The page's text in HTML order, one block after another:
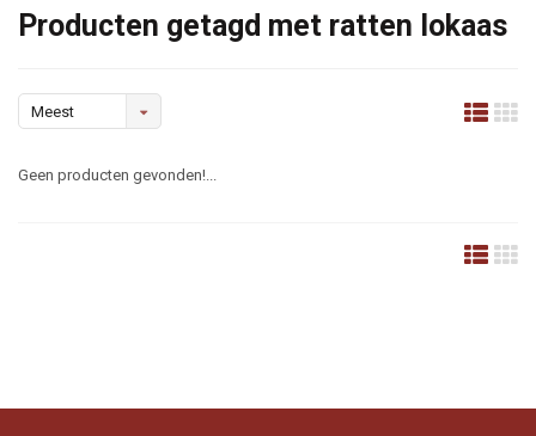
Producten getagd met ratten lokaas
Meest
Geen producten gevonden!...